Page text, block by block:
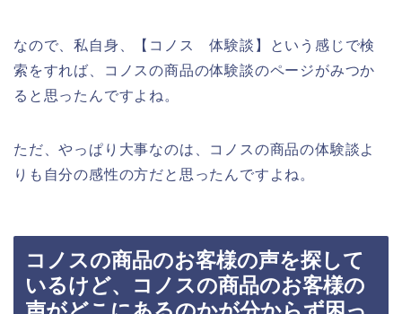
なので、私自身、【コノス 体験談】という感じで検
索をすれば、コノスの商品の体験談のページがみつか
ると思ったんですよね。
ただ、やっぱり大事なのは、コノスの商品の体験談よ
りも自分の感性の方だと思ったんですよね。
コノスの商品のお客様の声を探して
いるけど、コノスの商品のお客様の